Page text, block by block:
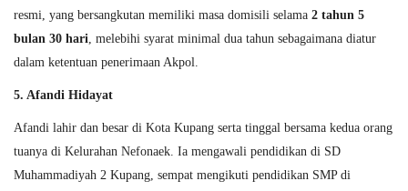
resmi, yang bersangkutan memiliki masa domisili selama 2 tahun 5
bulan 30 hari, melebihi syarat minimal dua tahun sebagaimana diatur
dalam ketentuan penerimaan Akpol.
5. Afandi Hidayat
Afandi lahir dan besar di Kota Kupang serta tinggal bersama kedua orang
tuanya di Kelurahan Nefonaek. Ia mengawali pendidikan di SD
Muhammadiyah 2 Kupang, sempat mengikuti pendidikan SMP di